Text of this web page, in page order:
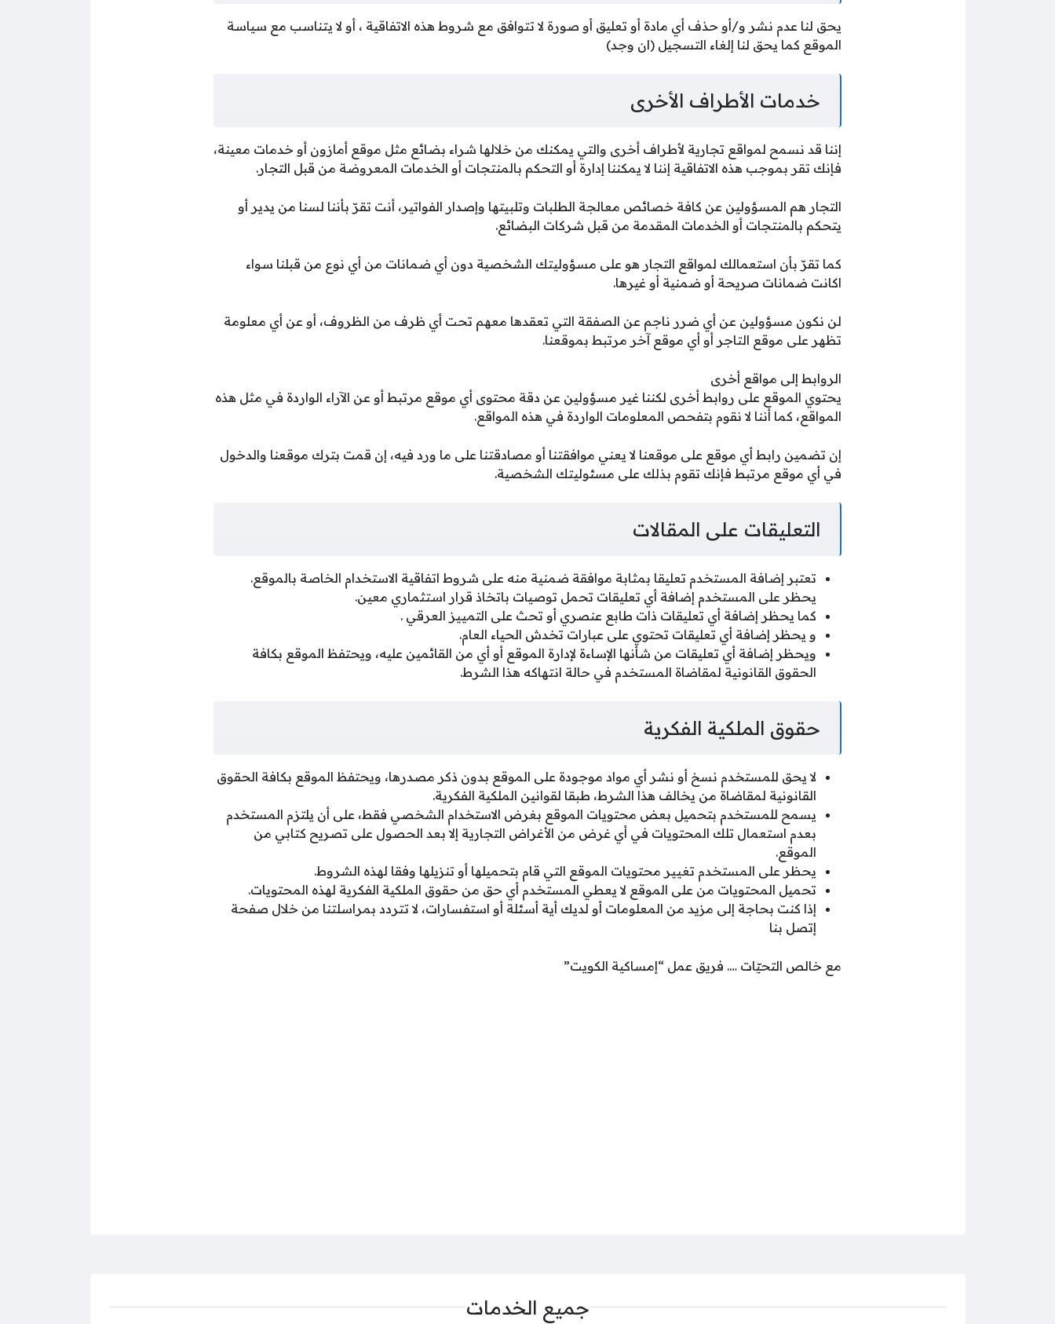
يحق لنا عدم نشر و/أو حذف أي مادة أو تعليق أو صورة لا تتوافق مع شروط هذه الاتفاقية ، أو لا يتناسب مع سياسة
الموقع كما يحق لنا إلغاء التسجيل (ان وجد)
خدمات الأطراف الأخرى
إننا قد نسمح لمواقع تجارية لأطراف أخرى والتي يمكنك من خلالها شراء بضائع مثل موقع أمازون أو خدمات معينة،
فإنك تقر بموجب هذه الاتفاقية إننا لا يمكننا إدارة أو التحكم بالمنتجات أو الخدمات المعروضة من قبل التجار.
التجار هم المسؤولين عن كافة خصائص معالجة الطلبات وتلبيتها وإصدار الفواتير، أنت تقرّ بأننا لسنا من يدير أو
يتحكم بالمنتجات أو الخدمات المقدمة من قبل شركات البضائع.
كما تقرّ بأن استعمالك لمواقع التجار هو على مسؤوليتك الشخصية دون أي ضمانات من أي نوع من قبلنا سواء
اكانت ضمانات صريحة أو ضمنية أو غيرها.
لن نكون مسؤولين عن أي ضرر ناجم عن الصفقة التي تعقدها معهم تحت أي ظرف من الظروف، أو عن أي معلومة
تظهر على موقع التاجر أو أي موقع آخر مرتبط بموقعنا.
الروابط إلى مواقع أخرى
يحتوي الموقع على روابط أخرى لكننا غير مسؤولين عن دقة محتوى أي موقع مرتبط أو عن الآراء الواردة في مثل هذه
المواقع، كما أننا لا نقوم بتفحص المعلومات الواردة في هذه المواقع.
إن تضمين رابط أي موقع على موقعنا لا يعني موافقتنا أو مصادقتنا على ما ورد فيه، إن قمت بترك موقعنا والدخول
في أي موقع مرتبط فإنك تقوم بذلك على مسئوليتك الشخصية.
التعليقات على المقالات
تعتبر إضافة المستخدم تعليقا بمثابة موافقة ضمنية منه على شروط اتفاقية الاستخدام الخاصة بالموقع.
يحظر على المستخدم إضافة أي تعليقات تحمل توصيات باتخاذ قرار استثماري معين.
كما يحظر إضافة أي تعليقات ذات طابع عنصري أو تحث على التمييز العرقي .
و يحظر إضافة أي تعليقات تحتوي على عبارات تخدش الحياء العام.
ويحظر إضافة أي تعليقات من شأنها الإساءة لإدارة الموقع أو أي من القائمين عليه، ويحتفظ الموقع بكافة
الحقوق القانونية لمقاضاة المستخدم في حالة انتهاكه هذا الشرط.
حقوق الملكية الفكرية
لا يحق للمستخدم نسخ أو نشر أي مواد موجودة على الموقع بدون ذكر مصدرها، ويحتفظ الموقع بكافة الحقوق
القانونية لمقاضاة من يخالف هذا الشرط، طبقا لقوانين الملكية الفكرية.
يسمح للمستخدم بتحميل بعض محتويات الموقع بغرض الاستخدام الشخصي فقط، على أن يلتزم المستخدم
بعدم استعمال تلك المحتويات في أي غرض من الأغراض التجارية إلا بعد الحصول على تصريح كتابي من
الموقع.
يحظر على المستخدم تغيير محتويات الموقع التي قام بتحميلها أو تنزيلها وفقا لهذه الشروط.
تحميل المحتويات من على الموقع لا يعطي المستخدم أي حق من حقوق الملكية الفكرية لهذه المحتويات.
إذا كنت بحاجة إلى مزيد من المعلومات أو لديك أية أسئلة أو استفسارات، لا تتردد بمراسلتنا من خلال صفحة
إتصل بنا
مع خالص التحيّات …. فريق عمل “إمساكية الكويت”
جميع الخدمات